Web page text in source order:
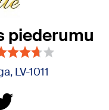
piederumu
LV-1011